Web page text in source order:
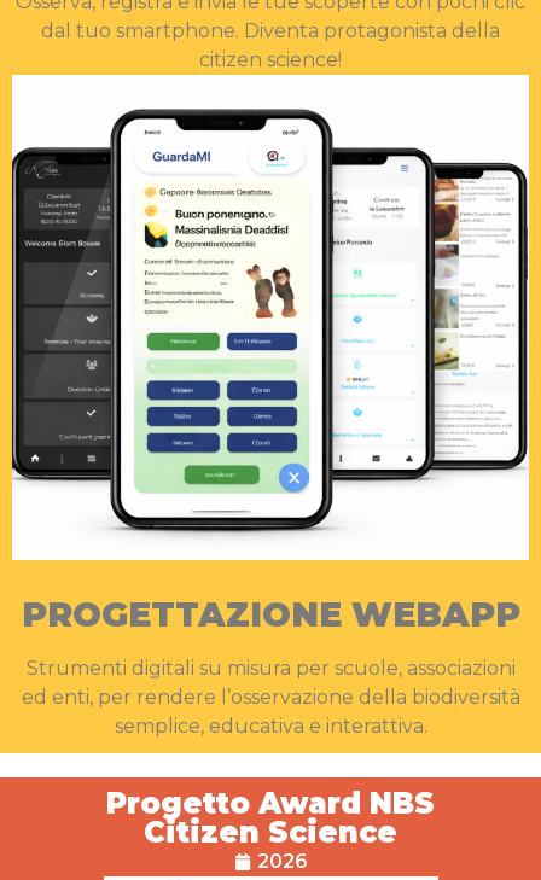
dal tuo smartphone. Diventa protagonista della
citizen science!
PROGETTAZIONE WEBAPP
Strumenti digitali su misura per scuole, associazioni
ed enti, per rendere l’osservazione della biodiversità
semplice, educativa e interattiva.
Progetto Award NBS
Citizen Science
2026